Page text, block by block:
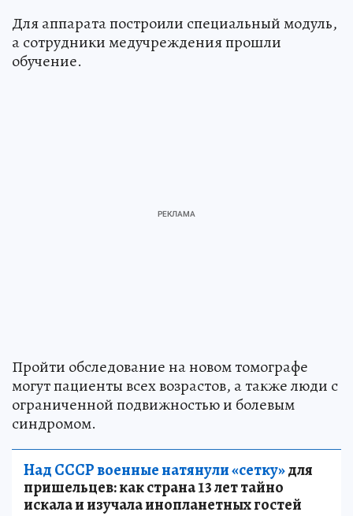
Для аппарата построили специальный модуль,
а сотрудники медучреждения прошли
обучение.
Пройти обследование на новом томографе
могут пациенты всех возрастов, а также люди с
ограниченной подвижностью и болевым
синдромом.
Над СССР военные натянули «сетку»для
пришельцев: как страна 13 лет тайно
искала и изучала инопланетных гостей